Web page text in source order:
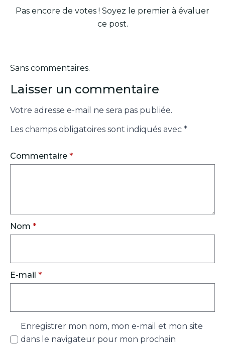
Pas encore de votes ! Soyez le premier à évaluer
ce post.
Sans commentaires.
Laisser un commentaire
Votre adresse e-mail ne sera pas publiée.
Les champs obligatoires sont indiqués avec *
Commentaire *
Nom *
E-mail *
Enregistrer mon nom, mon e-mail et mon site
dans le navigateur pour mon prochain